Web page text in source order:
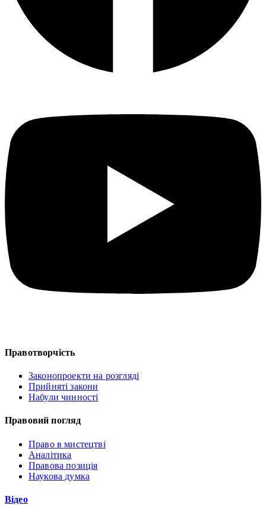
Правотворчість
Законопроекти на розгляді
Прийняті закони
Набули чинності
Правовий погляд
Право в мистецтві
Аналітика
Правова позиція
Наукова думка
Відео